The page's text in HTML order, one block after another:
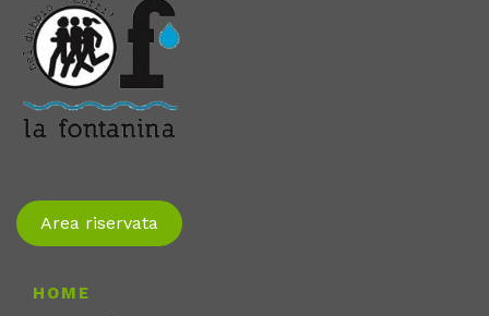
Area riservata
HOME